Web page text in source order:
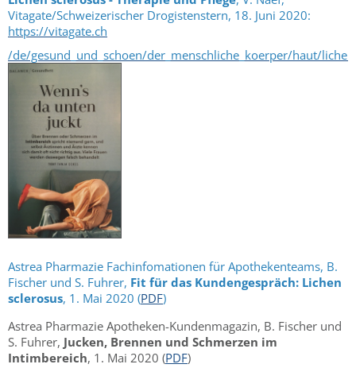
Vitagate/Schweizerischer Drogistenstern, 18. Juni 2020:
https://vitagate.ch
/de/gesund_und_schoen/der_menschliche_koerper/haut/
Astrea Pharmazie Fachinfomationen für Apothekenteams, B.
Fischer und S. Fuhrer, Fit für das Kundengespräch: Lichen
sclerosus, 1. Mai 2020 (PDF)
Astrea Pharmazie Apotheken-Kundenmagazin, B. Fischer und
S. Fuhrer, Jucken, Brennen und Schmerzen im
Intimbereich, 1. Mai 2020 (PDF)